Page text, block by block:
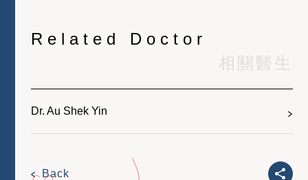
Related Doctor
相關醫生
Dr. Au Shek Yin
Back